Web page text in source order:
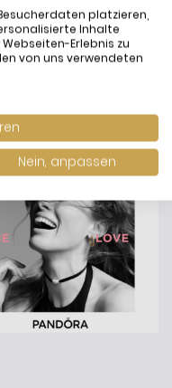
platzieren,
Inhalte
Erlebnis zu
von uns verwendeten
Nein, anpassen